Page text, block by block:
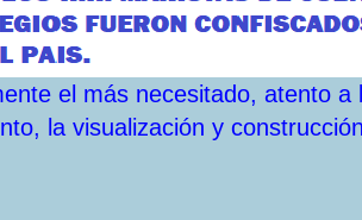
el más necesitado, atento a
la visualización y